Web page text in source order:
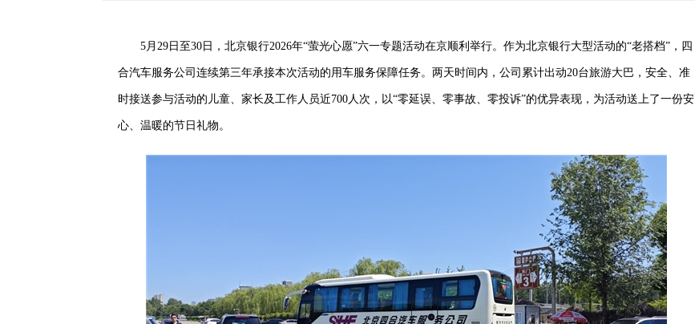
5月29日至30日，北京银行2026年“萤光心愿”六一专题活动在京顺利举行。作为北京银行大型活动的“老搭档”，四
合汽车服务公司连续第三年承接本次活动的用车服务保障任务。两天时间内，公司累计出动20台旅游大巴，安全、准
时接送参与活动的儿童、家长及工作人员近700人次，以“零延误、零事故、零投诉”的优异表现，为活动送上了一份安
心、温暖的节日礼物。